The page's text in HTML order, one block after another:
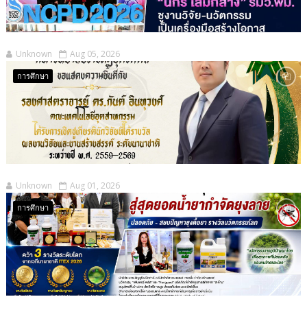
Unknown Aug 05, 2026
การศึกษา
Unknown Aug 01, 2026
การศึกษา